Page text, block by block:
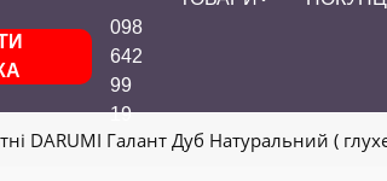
098
642
99
19
DARUMI Галант Дуб Натуральний (